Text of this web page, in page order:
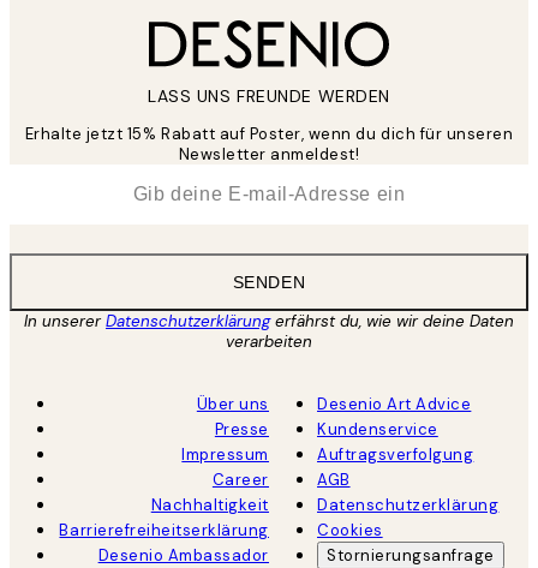
LASS UNS FREUNDE WERDEN
Erhalte jetzt 15% Rabatt auf Poster, wenn du dich für unseren
Newsletter anmeldest!
SENDEN
In unsererDatenschutzerklärungerfährst du, wie wir deine Daten
verarbeiten
Über uns
Presse
Impressum
Career
Nachhaltigkeit
Barrierefreiheitserklärung
Desenio Ambassador
Desenio Art Advice
Kundenservice
Auftragsverfolgung
AGB
Datenschutzerklärung
Cookies
Stornierungsanfrage